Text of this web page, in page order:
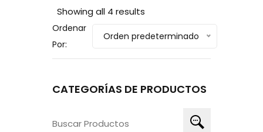
Showing all 4 results
Ordenar
Por:
Orden predeterminado
CATEGORÍAS DE PRODUCTOS
Buscar